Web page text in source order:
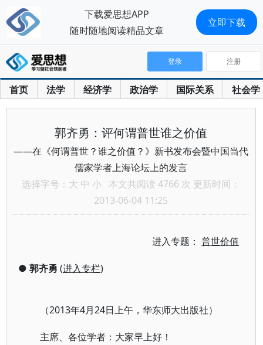
首页 法学 经济学 政治学 国际关系 社会学
登录 注册
郭齐勇：评何谓普世谁之价值
——在《何谓普世？谁之价值？》新书发布会暨中国当代
儒家学者上海论坛上的发言
选择字号： 大 中 小 本文共阅读 4766 次 更新时间：
2013-06-04 11:25
进入专题：普世价值
● 郭齐勇 (进入专栏)
（2013年4月24日上午，华东师大出版社）
主席、各位学者：大家早上好！
下载爱思想APP
随时随地阅读精品文章
立即下载